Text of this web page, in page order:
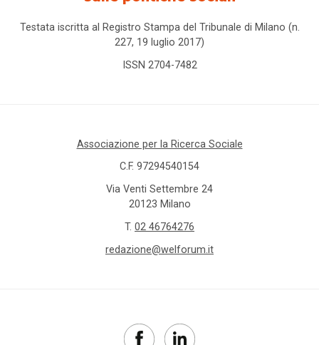
Testata iscritta al Registro Stampa del Tribunale di Milano (n.
227, 19 luglio 2017)
ISSN 2704-7482
Associazione per la Ricerca Sociale
C.F. 97294540154
Via Venti Settembre 24
20123 Milano
T. 02 46764276
redazione@welforum.it